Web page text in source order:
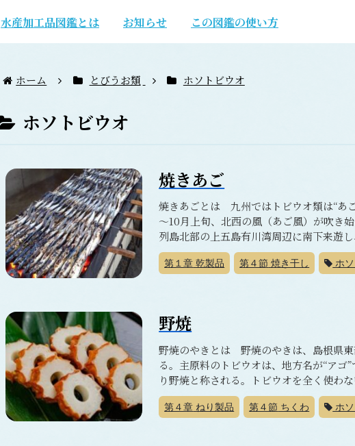
水産加工品図鑑とは お知らせ この図鑑の使い方
ホーム とびうお類 ホソトビウオ
ホソトビウオ
焼きあご
焼きあごとは 九州ではトビウオ類は“あ
～10月上旬、北西の風（あご風）が吹き
列島北部の上五島有川湾周辺に南下来遊
第１章 乾製品 第４節 焼き干し ホ
野焼
野焼のやきとは 野焼のやきは、島根県
る。主原料のトビウオは、地方名が“アゴ
り野焼と称される。トビウオを全く使わ
第４章 ねり製品 第４節 ちくわ ホ